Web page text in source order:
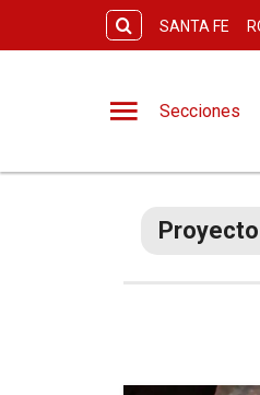
SANTA FE
Secciones